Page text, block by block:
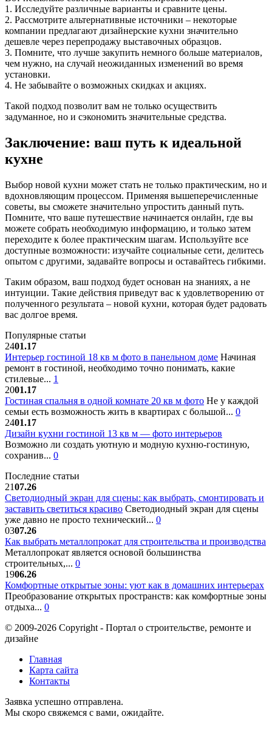
1. Исследуйте различные варианты и сравните цены.
2. Рассмотрите альтернативные источники – некоторые
компании предлагают дизайнерские кухни значительно
дешевле через перепродажу выставочных образцов.
3. Помните, что лучше закупить немного больше материалов,
чем нужно, на случай неожиданных изменений во время
установки.
4. Не забывайте о возможных скидках и акциях.
Такой подход позволит вам не только осуществить
задуманное, но и сэкономить значительные средства.
Заключение: ваш путь к идеальной
кухне
Выбор новой кухни может стать не только практическим, но и
вдохновляющим процессом. Применяя вышеперечисленные
советы, вы сможете значительно упростить данный путь.
Помните, что ваше путешествие начинается онлайн, где вы
можете собрать необходимую информацию, и только затем
переходите к более практическим шагам. Используйте все
доступные возможности: изучайте социальные сети, делитесь
опытом с другими, задавайте вопросы и оставайтесь гибкими.
Таким образом, ваш подход будет основан на знаниях, а не
интуиции. Такие действия приведут вас к удовлетворению от
полученного результата – новой кухни, которая будет радовать
вас долгое время.
Популярные статьи
2401.17
Интерьер гостиной 18 кв м фото в панельном доме Начиная
ремонт в гостиной, необходимо точно понимать, какие
стилевые... 1
2001.17
Гостиная спальня в одной комнате 20 кв м фото Не у каждой
семьи есть возможность жить в квартирах с большой... 0
2401.17
Дизайн кухни гостиной 13 кв м — фото интерьеров
Возможно ли создать уютную и модную кухню-гостиную,
сохранив... 0
Последние статьи
2107.26
Светодиодный экран для сцены: как выбрать, смонтировать и
заставить светиться красиво Светодиодный экран для сцены
уже давно не просто технический... 0
0307.26
Как выбрать металлопрокат для строительства и производства
Металлопрокат является основой большинства
строительных,... 0
1906.26
Комфортные открытые зоны: уют как в домашних интерьерах
Преобразование открытых пространств: как комфортные зоны
отдыха... 0
© 2009-2026 Copyright - Портал о строительстве, ремонте и
дизайне
Главная
Карта сайта
Контакты
Заявка успешно отправлена.
Мы скоро свяжемся с вами, ожидайте.